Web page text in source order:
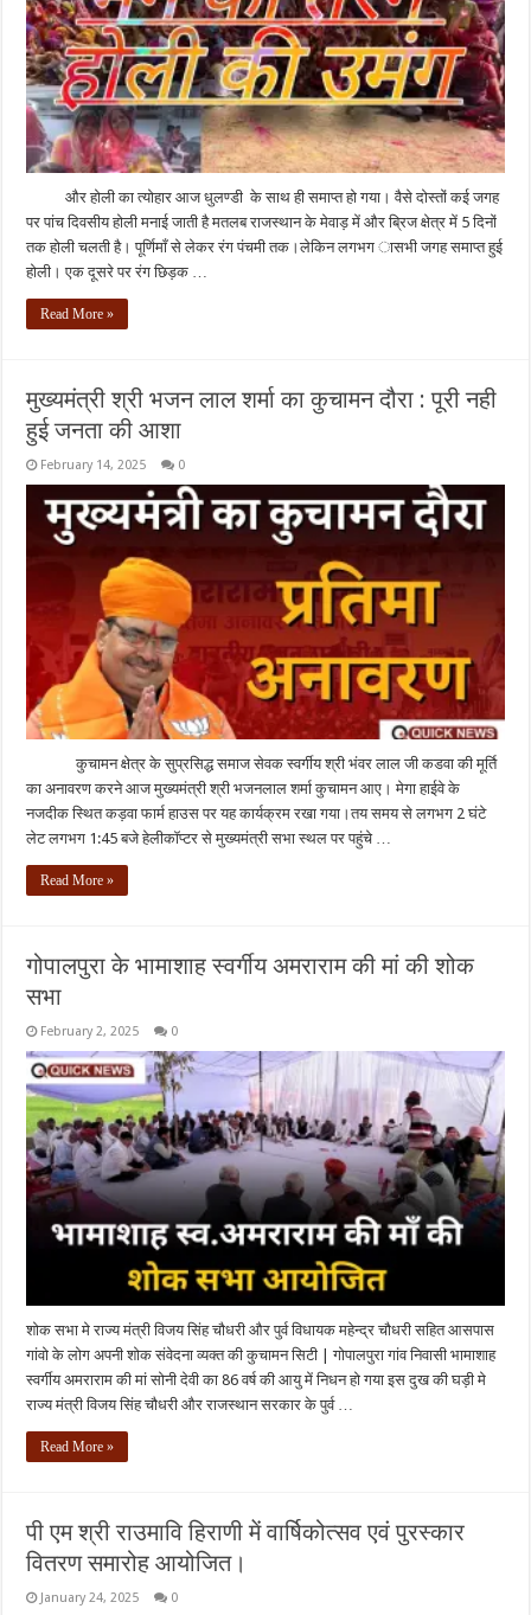
और होली का त्योहार आज धुलण्डी के साथ ही समाप्त हो गया। वैसे दोस्तों कई जगह
पर पांच दिवसीय होली मनाई जाती है मतलब राजस्थान के मेवाड़ में और ब्रिज क्षेत्र में 5 दिनों
तक होली चलती है। पूर्णिमाँ से लेकर रंग पंचमी तक।लेकिन लगभग ासभी जगह समाप्त हुई
होली। एक दूसरे पर रंग छिड़क …
Read More »
मुख्यमंत्री श्री भजन लाल शर्मा का कुचामन दौरा : पूरी नही
हुई जनता की आशा
February 14, 2025 0
कुचामन क्षेत्र के सुप्रसिद्ध समाज सेवक स्वर्गीय श्री भंवर लाल जी कडवा की मूर्ति
का अनावरण करने आज मुख्यमंत्री श्री भजनलाल शर्मा कुचामन आए। मेगा हाईवे के
नजदीक स्थित कड़वा फार्म हाउस पर यह कार्यक्रम रखा गया।तय समय से लगभग 2 घंटे
लेट लगभग 1:45 बजे हेलीकॉप्टर से मुख्यमंत्री सभा स्थल पर पहुंचे …
Read More »
गोपालपुरा के भामाशाह स्वर्गीय अमराराम की मां की शोक
सभा
February 2, 2025 0
शोक सभा मे राज्य मंत्री विजय सिंह चौधरी और पुर्व विधायक महेन्द्र चौधरी सहित आसपास
गांवो के लोग अपनी शोक संवेदना व्यक्त की कुचामन सिटी | गोपालपुरा गांव निवासी भामाशाह
स्वर्गीय अमराराम की मां सोनी देवी का 86 वर्ष की आयु में निधन हो गया इस दुख की घड़ी मे
राज्य मंत्री विजय सिंह चौधरी और राजस्थान सरकार के पुर्व …
Read More »
पी एम श्री राउमावि हिराणी में वार्षिकोत्सव एवं पुरस्कार
वितरण समारोह आयोजित।
January 24, 2025 0